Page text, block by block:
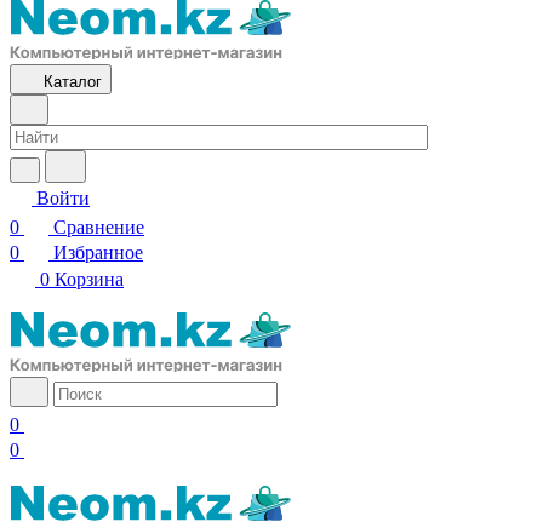
Каталог
Войти
0
Сравнение
0
Избранное
0 Корзина
0
0